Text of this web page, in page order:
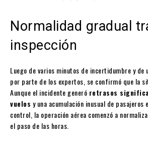
Normalidad gradual
inspección
Luego de varios minutos de incertidumbre y de
por parte de los expertos, se confirmó que la
Aunque el incidente generó retrasos
vuelos y una acumulación inusual de pasajeros
control, la operación aérea comenzó a
el paso de las horas.